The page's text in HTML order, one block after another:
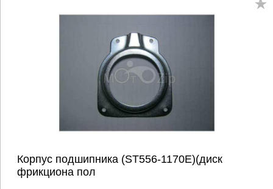
Корпус подшипника (ST556-1170E)(диск
фрикциона пол